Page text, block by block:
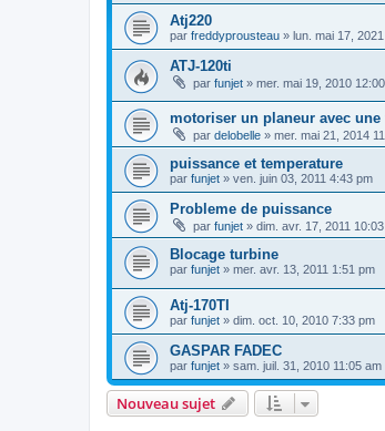
Atj220
par freddyprousteau » lun. mai 17,
ATJ-120ti
par funjet » mer. mai 19, 2010
motoriser un planeur avec
par delobelle » mer. mai 21, 2014
puissance et temperature
par funjet » ven. juin 03, 2011 4:43 pm
Probleme de puissance
par funjet » dim. avr. 17, 2011
Blocage turbine
par funjet » mer. avr. 13, 2011 1:51 pm
Atj-170TI
par funjet » dim. oct. 10, 2010 7:33 pm
GASPAR FADEC
par funjet » sam. juil. 31, 2010 11:05 am
Nouveau sujet